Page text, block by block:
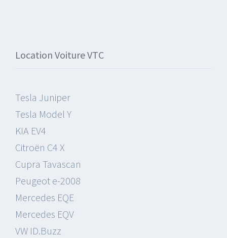
Location Voiture VTC
Tesla Juniper
Tesla Model Y
KIA EV4
Citroën C4 X
Cupra Tavascan
Peugeot e-2008
Mercedes EQE
Mercedes EQV
VW ID.Buzz